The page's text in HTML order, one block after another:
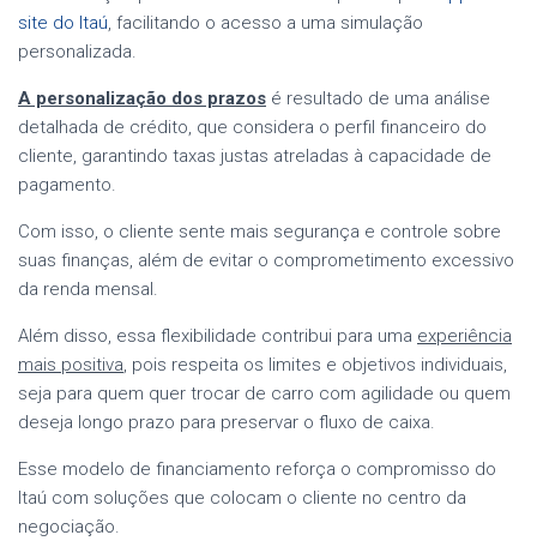
site do Itaú, facilitando o acesso a uma simulação
personalizada.
A personalização dos prazos é resultado de uma análise
detalhada de crédito, que considera o perfil financeiro do
cliente, garantindo taxas justas atreladas à capacidade de
pagamento.
Com isso, o cliente sente mais segurança e controle sobre
suas finanças, além de evitar o comprometimento excessivo
da renda mensal.
Além disso, essa flexibilidade contribui para uma experiência
mais positiva, pois respeita os limites e objetivos individuais,
seja para quem quer trocar de carro com agilidade ou quem
deseja longo prazo para preservar o fluxo de caixa.
Esse modelo de financiamento reforça o compromisso do
Itaú com soluções que colocam o cliente no centro da
negociação.